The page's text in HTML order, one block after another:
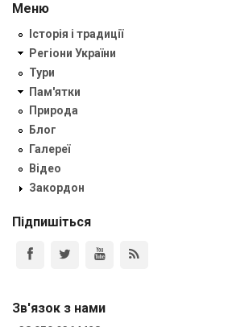
Меню
Історія і традиції
Регіони України
Тури
Пам'ятки
Природа
Блог
Галереї
Відео
Закордон
Підпишіться
Зв'язок з нами